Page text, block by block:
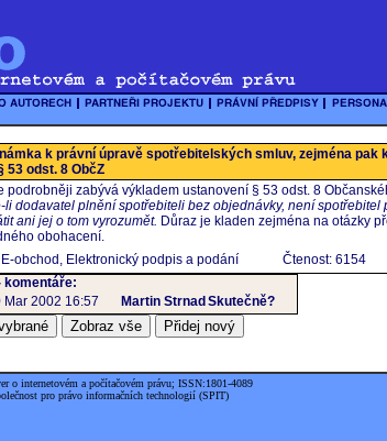
k právní úpravě spotřebitelských smluv, zejména pak
53 odst. 8 ObčZ
podrobněji zabývá výkladem ustanovení § 53 odst. 8
li dodavatel plnění spotřebiteli bez objednávky, není
ani jej o tom vyrozumět. Důraz je kladen zejména na otázky
obohacení.
obchod, Elektronický podpis a podání
Čtenost: 6154
komentáře:
Mar 2002 16:57
Martin Strnad Skutečně?
o internetovém a počítačovém právu; ISSN:1801-4089
pro právo informačních technologií (SPIT)